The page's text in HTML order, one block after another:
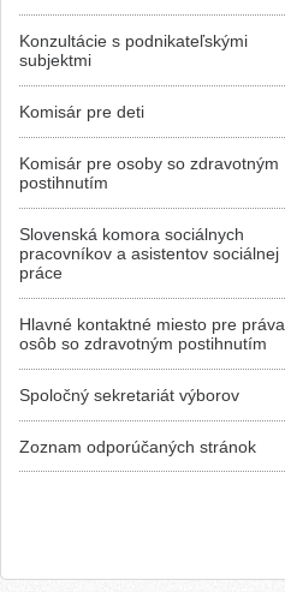
Konzultácie s podnikateľskými
subjektmi
Komisár pre deti
Komisár pre osoby so zdravotným
postihnutím
Slovenská komora sociálnych
pracovníkov a asistentov sociálnej
práce
Hlavné kontaktné miesto pre práva
osôb so zdravotným postihnutím
Spoločný sekretariát výborov
Zoznam odporúčaných stránok